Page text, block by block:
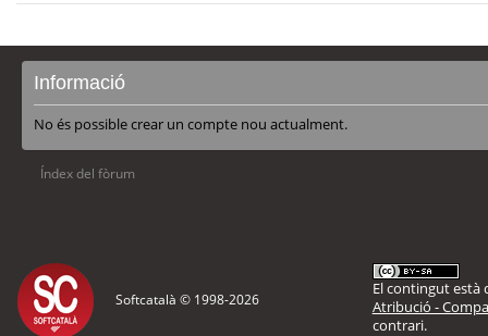
Informació
No és possible crear un compte nou actualment.
Índex del fòrum
Softcatalà © 1998-2026
El contingut està
Atribució -
contrari.